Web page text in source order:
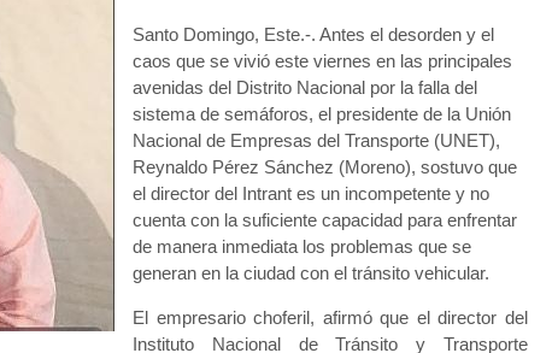
Santo Domingo, Este.-. Antes el desorden y el
caos que se vivió este viernes en las principales
avenidas del Distrito Nacional por la falla del
sistema de semáforos, el presidente de la Unión
Nacional de Empresas del Transporte (UNET),
Reynaldo Pérez Sánchez (Moreno), sostuvo que
el director del Intrant es un incompetente y no
cuenta con la suficiente capacidad para enfrentar
de manera inmediata los problemas que se
generan en la ciudad con el tránsito vehicular.
El empresario choferil, afirmó que el director del
Instituto Nacional de Tránsito y Transporte